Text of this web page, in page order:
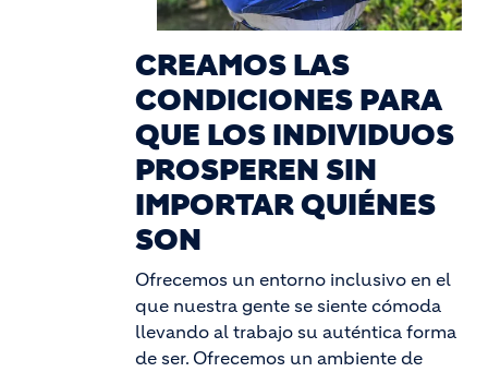
CREAMOS LAS
CONDICIONES PARA
QUE LOS INDIVIDUOS
PROSPEREN SIN
IMPORTAR QUIÉNES
SON
Ofrecemos un entorno inclusivo en el
que nuestra gente se siente cómoda
llevando al trabajo su auténtica forma
de ser. Ofrecemos un ambiente de